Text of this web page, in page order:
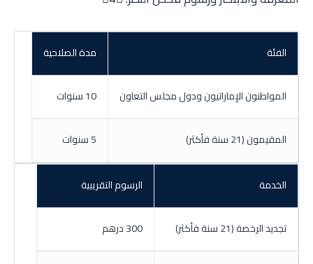
الفئة مدة الصلاحية
المواطنون الإماراتيون ودول مجلس التعاون 10 سنوات
المقيمون (21 سنة فأكثر) 5 سنوات
الخدمة الرسوم التقريبية
تجديد الرخصة (21 سنة فأكثر) 300 درهم